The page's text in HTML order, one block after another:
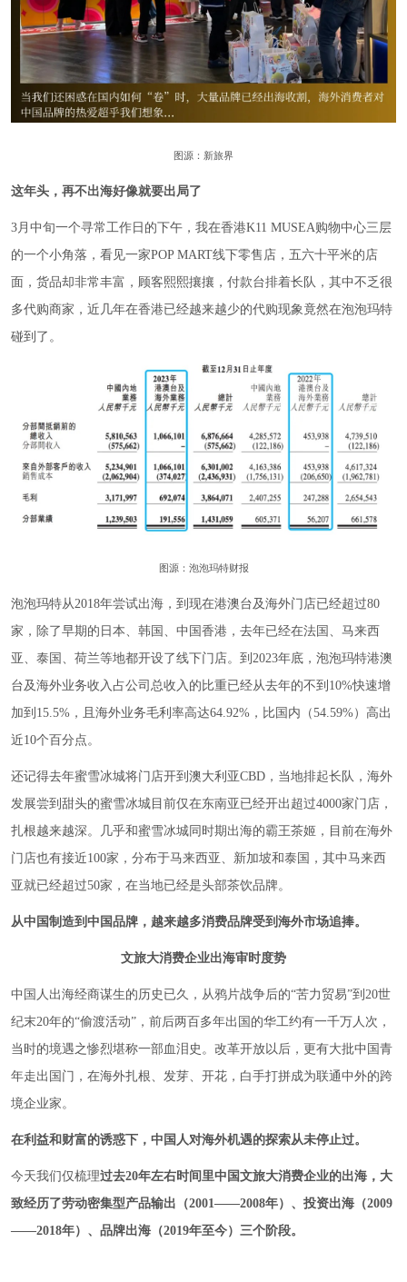
图源：新旅界
这年头，再不出海好像就要出局了
3月中旬一个寻常工作日的下午，我在香港K11 MUSEA购物中心三层
的一个小角落，看见一家POP MART线下零售店，五六十平米的店
面，货品却非常丰富，顾客熙熙攘攘，付款台排着长队，其中不乏很
多代购商家，近几年在香港已经越来越少的代购现象竟然在泡泡玛特
碰到了。
图源：泡泡玛特财报
泡泡玛特从2018年尝试出海，到现在港澳台及海外门店已经超过80
家，除了早期的日本、韩国、中国香港，去年已经在法国、马来西
亚、泰国、荷兰等地都开设了线下门店。到2023年底，泡泡玛特港澳
台及海外业务收入占公司总收入的比重已经从去年的不到10%快速增
加到15.5%，且海外业务毛利率高达64.92%，比国内（54.59%）高出
近10个百分点。
还记得去年蜜雪冰城将门店开到澳大利亚CBD，当地排起长队，海外
发展尝到甜头的蜜雪冰城目前仅在东南亚已经开出超过4000家门店，
扎根越来越深。几乎和蜜雪冰城同时期出海的霸王茶姬，目前在海外
门店也有接近100家，分布于马来西亚、新加坡和泰国，其中马来西
亚就已经超过50家，在当地已经是头部茶饮品牌。
从中国制造到中国品牌，越来越多消费品牌受到海外市场追捧。
文旅大消费企业出海审时度势
中国人出海经商谋生的历史已久，从鸦片战争后的“苦力贸易”到20世
纪末20年的“偷渡活动”，前后两百多年出国的华工约有一千万人次，
当时的境遇之惨烈堪称一部血泪史。改革开放以后，更有大批中国青
年走出国门，在海外扎根、发芽、开花，白手打拼成为联通中外的跨
境企业家。
在利益和财富的诱惑下，中国人对海外机遇的探索从未停止过。
今天我们仅梳理过去20年左右时间里中国文旅大消费企业的出海，大
致经历了劳动密集型产品输出（2001——2008年）、投资出海（2009
——2018年）、品牌出海（2019年至今）三个阶段。